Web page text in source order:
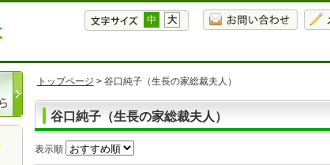
中 大
トップページ > 谷口純子（生長の家総裁夫人）
谷口純子（生長の家総裁夫人）
表示順